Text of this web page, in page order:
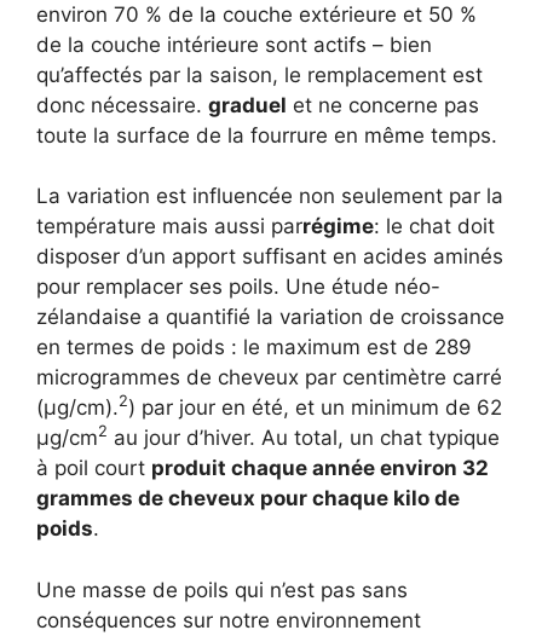
environ 70 % de la couche extérieure et 50 %
de la couche intérieure sont actifs – bien
qu’affectés par la saison, le remplacement est
donc nécessaire. graduel et ne concerne pas
toute la surface de la fourrure en même temps.
La variation est influencée non seulement par la
température mais aussi parrégime: le chat doit
disposer d’un apport suffisant en acides aminés
pour remplacer ses poils. Une étude néo-
zélandaise a quantifié la variation de croissance
en termes de poids : le maximum est de 289
microgrammes de cheveux par centimètre carré
(μg/cm).2) par jour en été, et un minimum de 62
μg/cm2 au jour d’hiver. Au total, un chat typique
à poil court produit chaque année environ 32
grammes de cheveux pour chaque kilo de
poids.
Une masse de poils qui n’est pas sans
conséquences sur notre environnement